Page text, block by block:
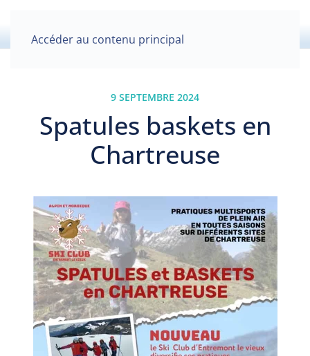
Accéder au contenu principal
9 SEPTEMBRE 2024
Spatules baskets en
Chartreuse